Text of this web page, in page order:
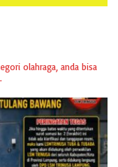
olahraga, anda bisa